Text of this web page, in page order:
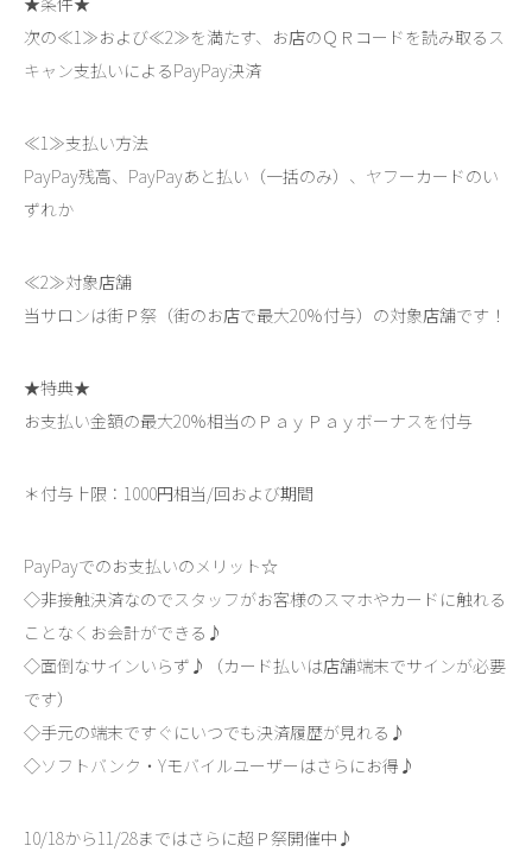
次の≪1≫および≪2≫を満たす、お店のＱＲコードを読み取るス
キャン支払いによるPayPay決済
≪1≫支払い方法
PayPay残高、PayPayあと払い（一括のみ）、ヤフーカードのい
ずれか
≪2≫対象店舗
当サロンは街Ｐ祭（街のお店で最大20％付与）の対象店舗です！
★特典★
お支払い金額の最大20％相当のＰａｙＰａｙボーナスを付与
＊付与上限：1000円相当/回および期間
PayPayでのお支払いのメリット☆
◇非接触決済なのでスタッフがお客様のスマホやカードに触れる
ことなくお会計ができる♪
◇面倒なサインいらず♪（カード払いは店舗端末でサインが必要
です）
◇手元の端末ですぐにいつでも決済履歴が見れる♪
◇ソフトバンク・Yモバイルユーザーはさらにお得♪
10/18から11/28まではさらに超Ｐ祭開催中♪